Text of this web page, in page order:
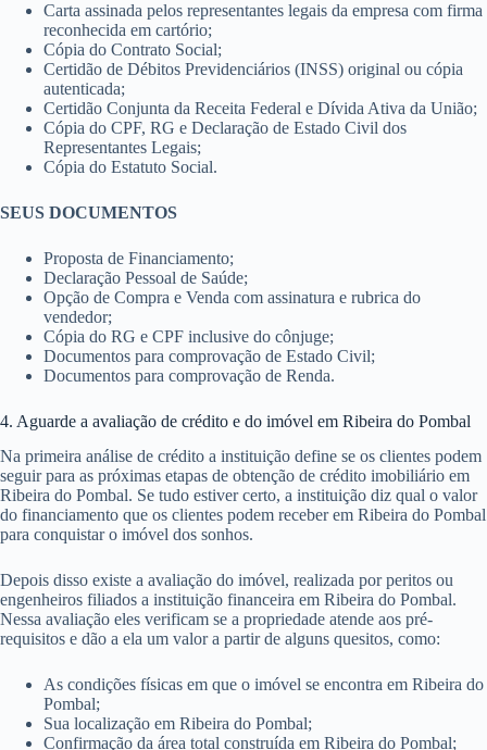
Carta assinada pelos representantes legais da empresa com firma
reconhecida em cartório;
Cópia do Contrato Social;
Certidão de Débitos Previdenciários (INSS) original ou cópia
autenticada;
Certidão Conjunta da Receita Federal e Dívida Ativa da União;
Cópia do CPF, RG e Declaração de Estado Civil dos
Representantes Legais;
Cópia do Estatuto Social.
SEUS DOCUMENTOS
Proposta de Financiamento;
Declaração Pessoal de Saúde;
Opção de Compra e Venda com assinatura e rubrica do
vendedor;
Cópia do RG e CPF inclusive do cônjuge;
Documentos para comprovação de Estado Civil;
Documentos para comprovação de Renda.
4. Aguarde a avaliação de crédito e do imóvel em Ribeira do Pombal
Na primeira análise de crédito a instituição define se os clientes podem
seguir para as próximas etapas de obtenção de crédito imobiliário em
Ribeira do Pombal. Se tudo estiver certo, a instituição diz qual o valor
do financiamento que os clientes podem receber em Ribeira do Pombal
para conquistar o imóvel dos sonhos.
Depois disso existe a avaliação do imóvel, realizada por peritos ou
engenheiros filiados a instituição financeira em Ribeira do Pombal.
Nessa avaliação eles verificam se a propriedade atende aos pré-
requisitos e dão a ela um valor a partir de alguns quesitos, como:
As condições físicas em que o imóvel se encontra em Ribeira do
Pombal;
Sua localização em Ribeira do Pombal;
Confirmação da área total construída em Ribeira do Pombal;